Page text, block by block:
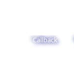
Callback